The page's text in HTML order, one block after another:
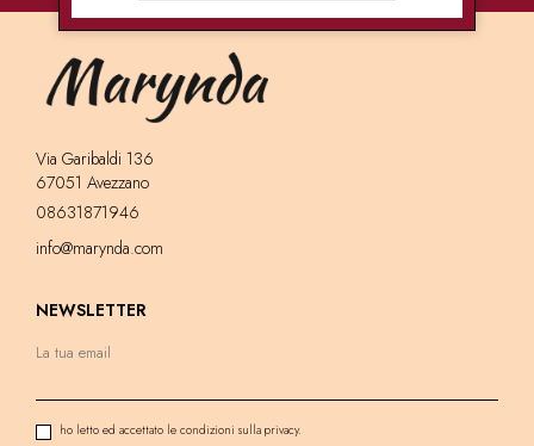
Via Garibaldi 136
67051 Avezzano
08631871946
info@marynda.com
NEWSLETTER
ho letto ed accettato le condizioni sulla privacy.